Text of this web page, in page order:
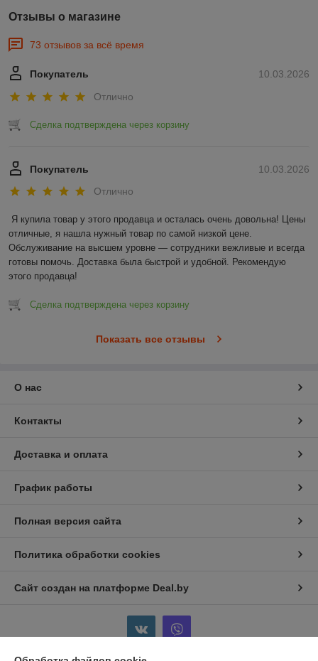
Отзывы о магазине
73 отзывов за всё время
10.03.2026
Покупатель
Отлично
Сделка подтверждена через корзину
10.03.2026
Покупатель
Отлично
Я купила товар у этого продавца и осталась очень довольна! Цены
отличные, я нашла нужный товар по самой низкой цене.
Обслуживание на высшем уровне — сотрудники вежливые и всегда
готовы помочь. Доставка была быстрой и удобной. Рекомендую
этого продавца!
Сделка подтверждена через корзину
Показать все отзывы
О нас
Контакты
Доставка и оплата
График работы
Полная версия сайта
Политика обработки cookies
Сайт создан на платформе Deal.by